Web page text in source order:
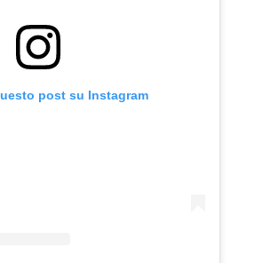
post su Instagram